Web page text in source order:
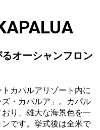
オーシャンフロン
カパルアリゾート内に
・カパルア」。カパル
り、雄大な海景色を一
です。挙式後は全米で